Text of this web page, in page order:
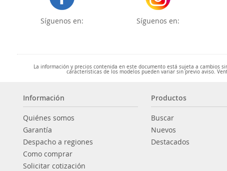
Síguenos en: Síguenos en:
La información y precios contenida en este documento está sujeta a cambios
características de los modelos pueden variar sin previo aviso.
Información
Quiénes somos
Garantía
Despacho a regiones
Como comprar
Solicitar cotización
Productos
Buscar
Nuevos
Destacados